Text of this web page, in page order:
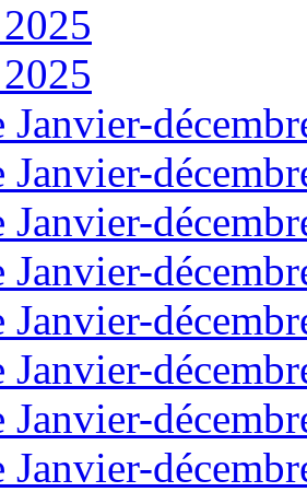
Janvier-
Janvier-
Janvier-
Janvier-
Janvier-
Janvier-
Janvier-
Janvier-